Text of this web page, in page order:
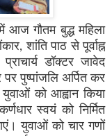
आज गौतम बुद्ध महिला
शांति पाठ से पूर्वाह्न
डॉक्टर जावेद
पुष्पांजलि अर्पित कर
को आह्वान किया
स्वयं को निर्मित
युवाओं को चार गणों